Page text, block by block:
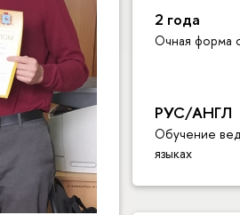
2 года
Очная форма
РУС/АНГЛ
Обучение
языках